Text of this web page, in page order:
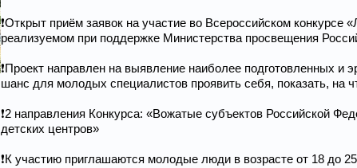
❗Открыт приём заявок на участие во Всероссийском
реализуемом при поддержке Министерства просвещения
❗Проект направлен на выявление наиболее подготовленных
шанс для молодых специалистов проявить себя, показать, на
❗2 направления Конкурса: «Вожатые субъектов Российской
детских центров»
❗К участию приглашаются молодые люди в возрасте от 18 до